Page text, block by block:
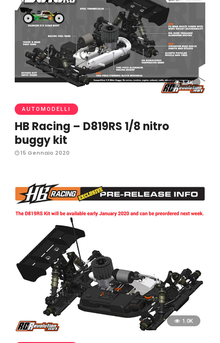
1.4K
AUTOMODELLI
HB Racing – D819RS 1/8 nitro
buggy kit
15 Gennaio 2020
1.0K